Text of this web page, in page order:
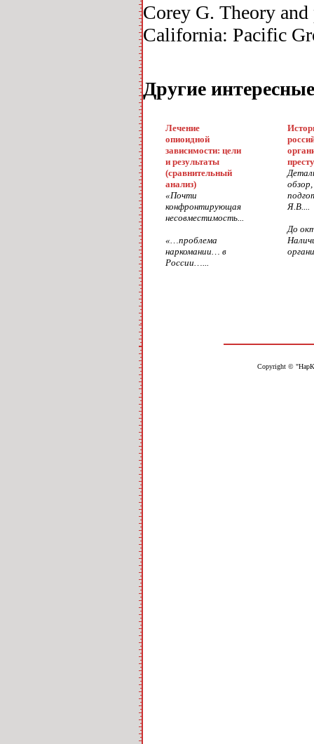
Corey G. Theory
California: Pacific
Другие
Лечение
опиоидной
зависимости: цели
и результаты
(сравнительный
анализ)
«Почти
конфронтирующая
несовместимость...
«…проблема
наркомании… в
России…...
обзор,
Я.В....
До
Copyright ©